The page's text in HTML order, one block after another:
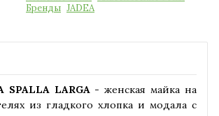
Бренды JADEA
SPALLA LARGA - женская майка на
из гладкого хлопка и модала с